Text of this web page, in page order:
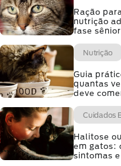
Ração
nutrição
fase
Nutrição
Guia
quantas
deve
Cuidados
Halitose
em gatos:
sintomas